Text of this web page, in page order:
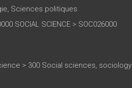
Sciences politiques
SOCIAL SCIENCE > SOC026000
> 300 Social sciences, sociology